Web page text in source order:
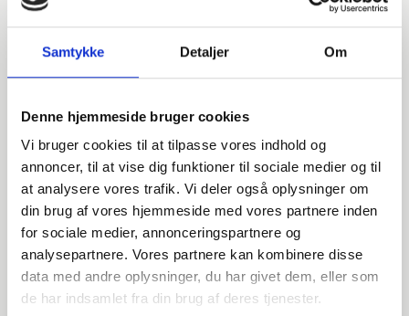
Samtykke Detaljer Om
Denne hjemmeside bruger cookies
Vi bruger cookies til at tilpasse vores indhold og
annoncer, til at vise dig funktioner til sociale medier og til
at analysere vores trafik. Vi deler også oplysninger om
din brug af vores hjemmeside med vores partnere inden
for sociale medier, annonceringspartnere og
analysepartnere. Vores partnere kan kombinere disse
data med andre oplysninger, du har givet dem, eller som
de har indsamlet fra din brug af deres tjenester.
Har du spørgsmål?